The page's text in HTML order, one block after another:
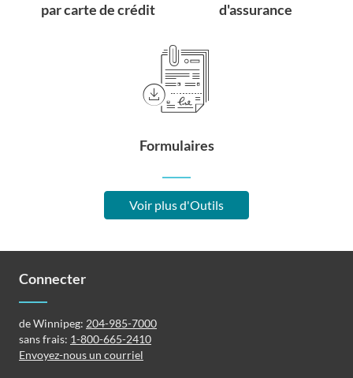
par carte de crédit
d'assurance
Formulaires
Voir plus d'Outils
Connecter
de Winnipeg: 204-985-7000
sans frais: 1-800-665-2410
Envoyez-nous un courriel